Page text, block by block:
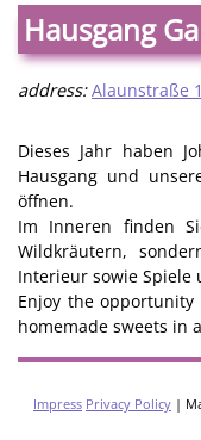
Hausgang
address: Alaunstraße
Dieses Jahr haben
Hausgang und
öffnen.
Im Inneren finden
Wildkräutern,
Interieur sowie Spiele
Enjoy the
homemade sweets in
Impress Privacy Policy |